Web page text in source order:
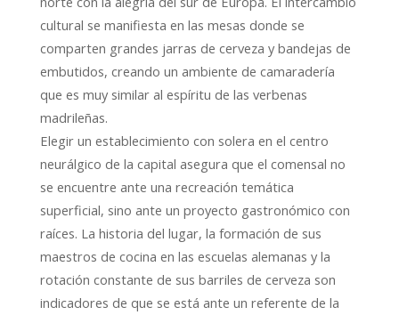
cultural se manifiesta en las mesas donde se
comparten grandes jarras de cerveza y bandejas de
embutidos, creando un ambiente de camaradería
que es muy similar al espíritu de las verbenas
madrileñas.
Elegir un establecimiento con solera en el centro
neurálgico de la capital asegura que el comensal no
se encuentre ante una recreación temática
superficial, sino ante un proyecto gastronómico con
raíces. La historia del lugar, la formación de sus
maestros de cocina en las escuelas alemanas y la
rotación constante de sus barriles de cerveza son
indicadores de que se está ante un referente de la